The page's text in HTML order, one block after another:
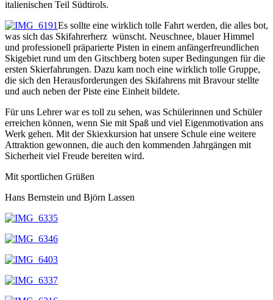
italienischen Teil Südtirols.
Es sollte eine wirklich tolle Fahrt werden, die alles bot,
was sich das Skifahrerherz wünscht. Neuschnee, blauer Himmel
und professionell präparierte Pisten in einem anfängerfreundlichen
Skigebiet rund um den Gitschberg boten super Bedingungen für die
ersten Skierfahrungen. Dazu kam noch eine wirklich tolle Gruppe,
die sich den Herausforderungen des Skifahrens mit Bravour stellte
und auch neben der Piste eine Einheit bildete.
Für uns Lehrer war es toll zu sehen, was Schülerinnen und Schüler
erreichen können, wenn Sie mit Spaß und viel Eigenmotivation ans
Werk gehen. Mit der Skiexkursion hat unsere Schule eine weitere
Attraktion gewonnen, die auch den kommenden Jahrgängen mit
Sicherheit viel Freude bereiten wird.
Mit sportlichen Grüßen
Hans Bernstein und Björn Lassen